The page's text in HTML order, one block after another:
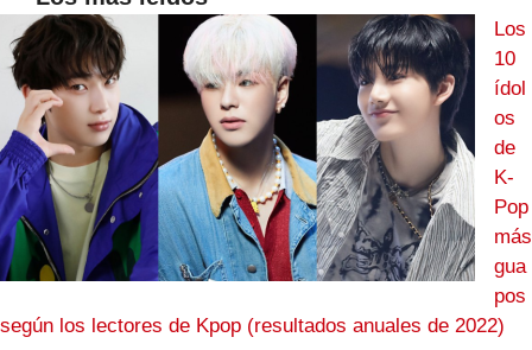
Los
10
ídol
os
de
K-
Pop
más
gua
pos
según los lectores de Kpop (resultados anuales de 2022)